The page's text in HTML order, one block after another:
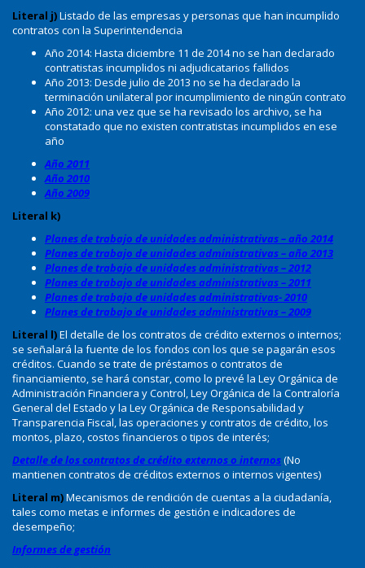
Literal j)Listado de las empresas y personas que han incumplido
contratos con la Superintendencia
Año 2014: Hasta diciembre 11 de 2014 no se han declarado
contratistas incumplidos ni adjudicatarios fallidos
Año 2013: Desde julio de 2013 no se ha declarado la
terminación unilateral por incumplimiento de ningún contrato
Año 2012: una vez que se ha revisado los archivo, se ha
constatado que no existen contratistas incumplidos en ese
año
Año 2011
Año 2010
Año 2009
Literal k)
Planes de trabajo de unidades administrativas – año 2014
Planes de trabajo de unidades administrativas – año 2013
Planes de trabajo de unidades administrativas – 2012
Planes de trabajo de unidades administrativas – 2011
Planes de trabajo de unidades administrativas- 2010
Planes de trabajo de unidades administrativas – 2009
Literal l)El detalle de los contratos de crédito externos o internos;
se señalará la fuente de los fondos con los que se pagarán esos
créditos. Cuando se trate de préstamos o contratos de
financiamiento, se hará constar, como lo prevé la Ley Orgánica de
Administración Financiera y Control, Ley Orgánica de la Contraloría
General del Estado y la Ley Orgánica de Responsabilidad y
Transparencia Fiscal, las operaciones y contratos de crédito, los
montos, plazo, costos financieros o tipos de interés;
Detalle de los contratos de crédito externos o internos(No
mantienen contratos de créditos externos o internos vigentes)
Literal m)Mecanismos de rendición de cuentas a la ciudadanía,
tales como metas e informes de gestión e indicadores de
desempeño;
Informes de gestión